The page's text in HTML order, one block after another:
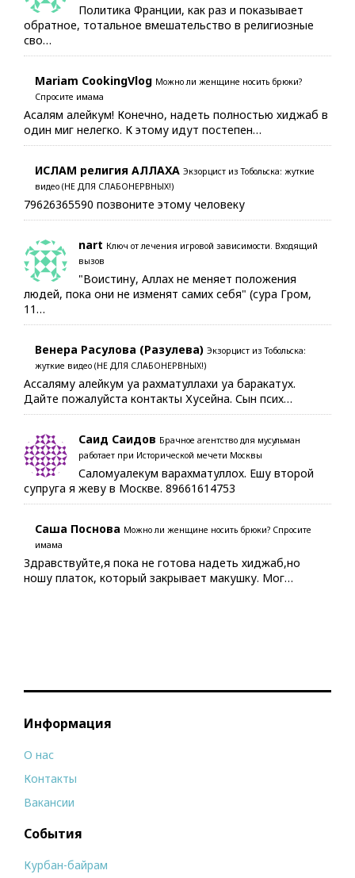
Политика Франции, как раз и показывает
обратное, тотальное вмешательство в религиозные
сво…
Mariam CookingVlog Можно ли женщине носить брюки?
Спросите имама
Асалям алейкум! Конечно, надеть полностью хиджаб в
один миг нелегко. К этому идут постепен…
ИСЛАМ религия АЛЛАХА Экзорцист из Тобольска: жуткие
видео (НЕ ДЛЯ СЛАБОНЕРВНЫХ!)
79626365590 позвоните этому человеку
nart Ключ от лечения игровой зависимости. Входящий
вызов
"Воистину, Аллах не меняет положения
людей, пока они не изменят самих себя" (сура Гром,
11…
Венера Расулова (Разулева) Экзорцист из Тобольска:
жуткие видео (НЕ ДЛЯ СЛАБОНЕРВНЫХ!)
Ассаляму алейкум уа рахматуллахи уа баракатух.
Дайте пожалуйста контакты Хусейна. Сын псих…
Саид Саидов Брачное агентство для мусульман
работает при Исторической мечети Москвы
Саломуалекум варахматуллох. Ешу второй
супруга я жеву в Москве. 89661614753
Саша Поснова Можно ли женщине носить брюки? Спросите
имама
Здравствуйте,я пока не готова надеть хиджаб,но
ношу платок, который закрывает макушку. Мог…
Информация
О нас
Контакты
Вакансии
События
Курбан-байрам